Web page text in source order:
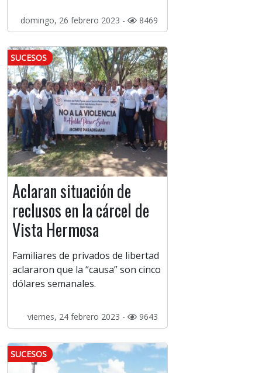
domingo, 26 febrero 2023 - 8469
SUCESOS
Aclaran situación de
reclusos en la cárcel de
Vista Hermosa
Familiares de privados de libertad
aclararon que la “causa” son cinco
dólares semanales.
viernes, 24 febrero 2023 - 9643
SUCESOS